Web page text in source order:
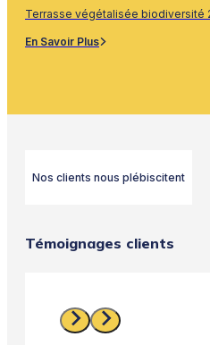
Terrasse végétalisée biodiversité
En Savoir Plus
Nos clients nous plébiscitent
Témoignages clients